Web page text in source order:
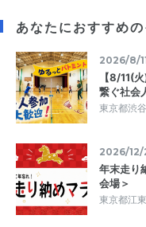
あなたにおすすめの
2026/8/
【8/11(
繋ぐ社会
東京都渋
2026/12/
年末走り
会場＞
東京都江